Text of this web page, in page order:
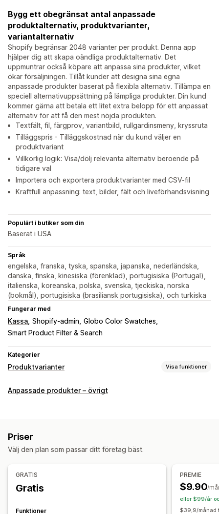
Bygg ett obegränsat antal anpassade
produktalternativ, produktvarianter,
variantalternativ
Shopify begränsar 2048 varianter per produkt. Denna app
hjälper dig att skapa oändliga produktalternativ. Det
uppmuntrar också köpare att anpassa sina produkter, vilket
ökar försäljningen. Tillåt kunder att designa sina egna
anpassade produkter baserat på flexibla alternativ. Tillämpa en
speciell alternativuppsättning på lämpliga produkter. Din kund
kommer gärna att betala ett litet extra belopp för ett anpassat
alternativ för att få den mest nöjda produkten.
Textfält, fil, färgprov, variantbild, rullgardinsmeny, kryssruta
Tilläggspris - Tilläggskostnad när du kund väljer en
produktvariant
Villkorlig logik: Visa/dölj relevanta alternativ beroende på
tidigare val
Importera och exportera produktvarianter med CSV-fil
Kraftfull anpassning: text, bilder, fält och liveförhandsvisning
Populärt i butiker som din
Baserat i USA
Språk
engelska, franska, tyska, spanska, japanska, nederländska,
danska, finska, kinesiska (förenklad), portugisiska (Portugal),
italienska, koreanska, polska, svenska, tjeckiska, norska
(bokmål), portugisiska (brasiliansk portugisiska), och turkiska
Fungerar med
Kassa Shopify-admin Globo Color Swatches
Smart Product Filter & Search
Kategorier
Produktvarianter Visa funktioner
Anpassning
Presentinslagning
Storlekstabeller
Förhandsgranskning Översättning
Priser
Dynamisk prissättning
Anpassade produkter – övrigt
Priser
Välj den plan som passar ditt företag bäst.
GRATIS
Gratis
Funktioner
PREMIE
$9.90/
eller $99/år
$39,9/månad